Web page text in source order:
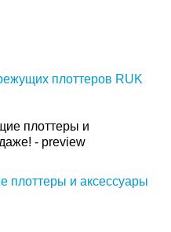
плоттеров RUK
плоттеры и аксессуары